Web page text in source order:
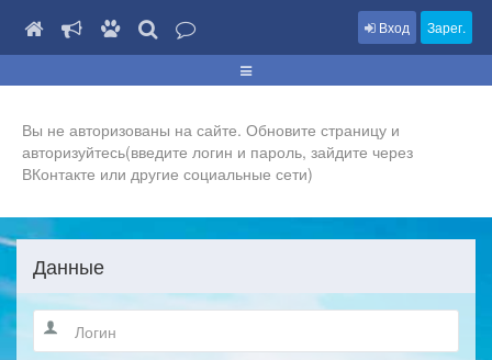
Вход Зарег.
Вы не авторизованы на сайте. Обновите страницу и
авторизуйтесь(введите логин и пароль, зайдите через
ВКонтакте или другие социальные сети)
Данные